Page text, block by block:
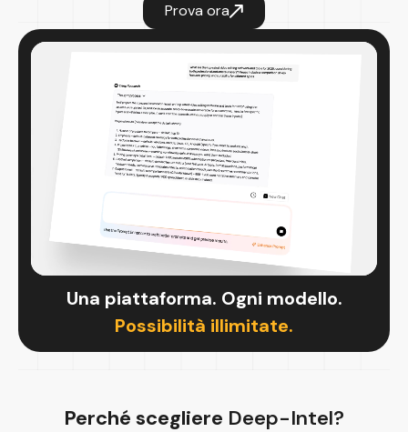
Prova ora
Una piattaforma. Ogni modello.
Possibilità illimitate.
Perché scegliere Deep-Intel?